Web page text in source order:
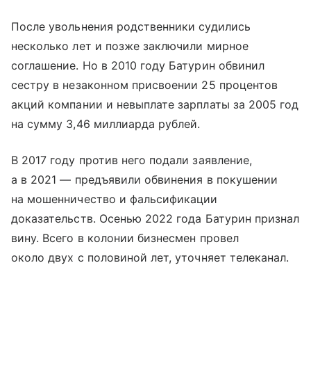
После увольнения родственники судились
несколько лет и позже заключили мирное
соглашение. Но в 2010 году Батурин обвинил
сестру в незаконном присвоении 25 процентов
акций компании и невыплате зарплаты за 2005 год
на сумму 3,46 миллиарда рублей.
В 2017 году против него подали заявление,
а в 2021 — предъявили обвинения в покушении
на мошенничество и фальсификации
доказательств. Осенью 2022 года Батурин признал
вину. Всего в колонии бизнесмен провел
около двух с половиной лет, уточняет телеканал.